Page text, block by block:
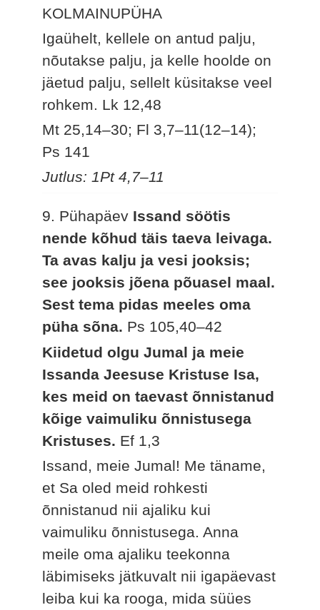
KOLMAINUPÜHA
Igaühelt, kellele on antud palju,
nõutakse palju, ja kelle hoolde on
jäetud palju, sellelt küsitakse veel
rohkem. Lk 12,48
Mt 25,14–30; Fl 3,7–11(12–14);
Ps 141
Jutlus: 1Pt 4,7–11
9. Pühapäev Issand söötis
nende kõhud täis taeva leivaga.
Ta avas kalju ja vesi jooksis;
see jooksis jõena põuasel maal.
Sest tema pidas meeles oma
püha sõna. Ps 105,40–42
Kiidetud olgu Jumal ja meie
Issanda Jeesuse Kristuse Isa,
kes meid on taevast õnnistanud
kõige vaimuliku õnnistusega
Kristuses. Ef 1,3
Issand, meie Jumal! Me täname,
et Sa oled meid rohkesti
õnnistanud nii ajaliku kui
vaimuliku õnnistusega. Anna
meile oma ajaliku teekonna
läbimiseks jätkuvalt nii igapäevast
leiba kui ka rooga, mida süües